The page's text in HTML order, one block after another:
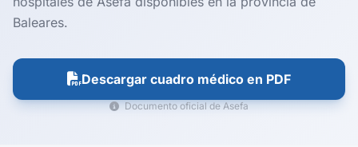
Baleares.
Descargar cuadro médico en PDF
Documento oficial de Asefa